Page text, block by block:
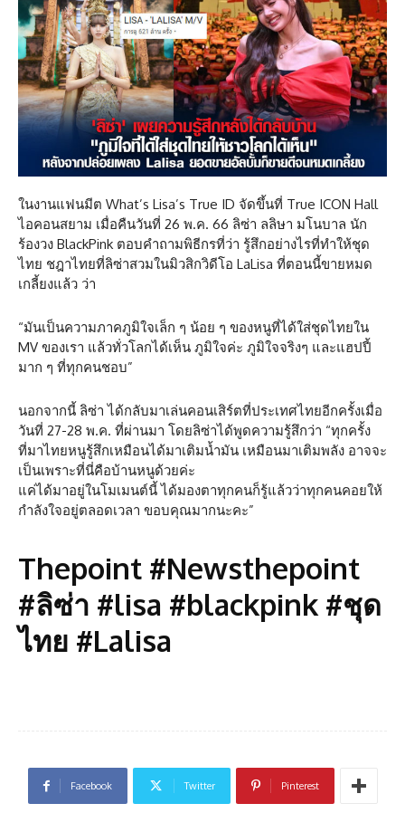
ในงานแฟนมีต What’s Lisa’s True ID จัดขึ้นที่ True ICON Hall
ไอคอนสยาม เมื่อคืนวันที่ 26 พ.ค. 66 ลิซ่า ลลิษา มโนบาล นัก
ร้องวง BlackPink ตอบคำถามพิธีกรที่ว่า รู้สึกอย่างไรที่ทำให้ชุด
ไทย ชฎาไทยที่ลิซ่าสวมในมิวสิกวิดีโอ LaLisa ที่ตอนนี้ขายหมด
เกลี้ยงแล้ว ว่า
“มันเป็นความภาคภูมิใจเล็ก ๆ น้อย ๆ ของหนูที่ได้ใส่ชุดไทยใน
MV ของเรา แล้วทั่วโลกได้เห็น ภูมิใจค่ะ ภูมิใจจริงๆ และแฮปปี้
มาก ๆ ที่ทุกคนชอบ”
นอกจากนี้ ลิซ่า ได้กลับมาเล่นคอนเสิร์ตที่ประเทศไทยอีกครั้งเมื่อ
วันที่ 27-28 พ.ค. ที่ผ่านมา โดยลิซ่าได้พูดความรู้สึกว่า “ทุกครั้ง
ที่มาไทยหนูรู้สึกเหมือนได้มาเติมน้ำมัน เหมือนมาเติมพลัง อาจจะ
เป็นเพราะที่นี่คือบ้านหนูด้วยค่ะ
แค่ได้มาอยู่ในโมเมนต์นี้ ได้มองตาทุกคนก็รู้แล้วว่าทุกคนคอยให้
กำลังใจอยู่ตลอดเวลา ขอบคุณมากนะคะ”
Thepoint #Newsthepoint
#ลิซ่า #lisa #blackpink #ชุด
ไทย #Lalisa
Facebook Twitter Pinterest